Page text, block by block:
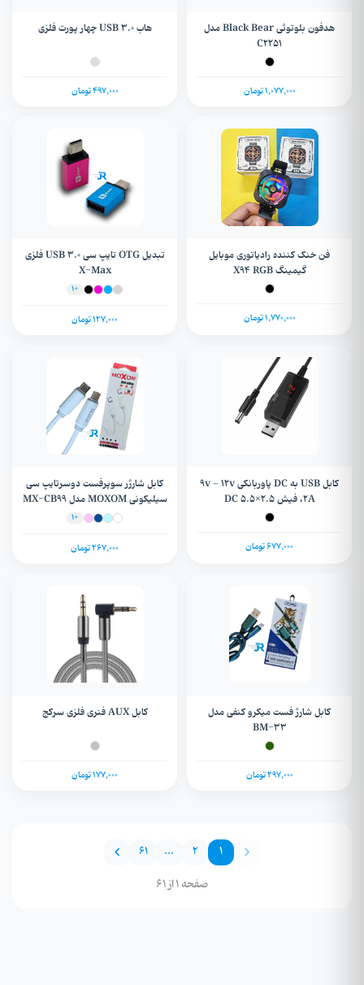
هدفون بلوتوثی Black Bear مدل
C2251
1,077,000 تومان
هاب USB 3.0 چهار پورت فلزی
497,000 تومان
فن خنک کننده رادیاتوری موبایل
گیمینگ X94 RGB
1,770,000 تومان
تبدیل OTG تایپ سی USB 3.0 فلزی
X-Max
+1
127,000 تومان
کابل USB به DC پاوربانکی 9v - 12v
،2A فیش DC 5.5×2.5
677,000 تومان
کابل شارژر سوپرفست دوسرتایپ سی
سیلیکونی MOXOM مدل MX-CB99
+1
267,000 تومان
کابل شارژ فست میکرو کنفی مدل
BM-33
297,000 تومان
کابل AUX فنری فلزی سرکج
177,000 تومان
1
2
...
61
صفحه 1 از 61